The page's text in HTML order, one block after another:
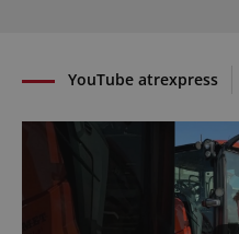
YouTube atrexpress